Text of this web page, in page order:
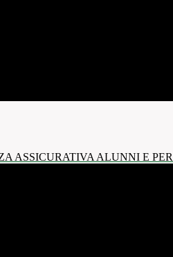
ASSICURATIVA ALUNNI E